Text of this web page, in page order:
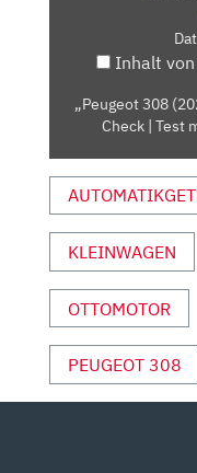
CONNECTIVITY-
CHECK
MIT
ANDREAS
VON
YOUTUBE
ANZEIGEN
Inhalt von
„Peugeot 308
Check | Test
KLEINWAGEN
OTTOMOTOR
PEUGEOT 308